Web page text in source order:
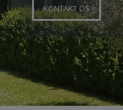
KONTAKT OS